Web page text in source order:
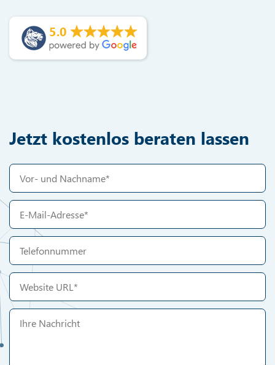
5.0
Jetzt kostenlos beraten lassen